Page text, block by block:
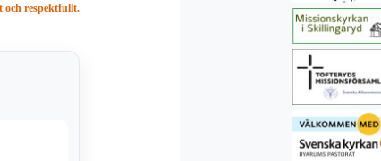
och respektfullt.